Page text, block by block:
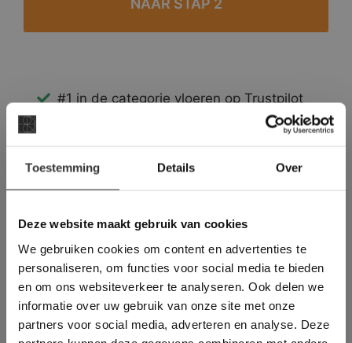
Toestemming Details Over
Deze website maakt gebruik van cookies
We gebruiken cookies om content en advertenties te
personaliseren, om functies voor social media te bieden
en om ons websiteverkeer te analyseren. Ook delen we
informatie over uw gebruik van onze site met onze
partners voor social media, adverteren en analyse. Deze
#1 in de categorie vloeren op Trustpilot
Binnen 24 uur een passende offerte
Meer dan 500 m2 showroom
Deze website maakt
gebruik van cookies.
This Cookie Banner was deleted and is no
longer working. Please contact the website
administrator.
Deze website gebruikt cookies om de
gebruikerservaring te verbeteren. Door
gebruik te maken van onze website geeft u
toestemming voor alle cookies in
overeenstemming met ons cookiebeleid.Lees
verder